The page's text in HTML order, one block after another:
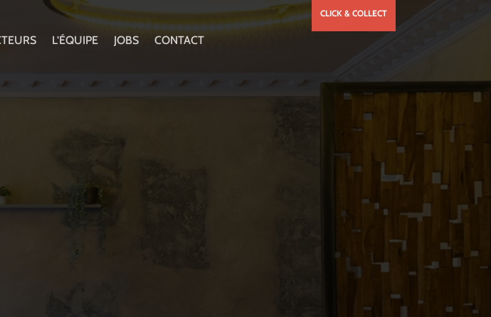
L’ÉQUIPE JOBS CONTACT
CLICK & COLLECT